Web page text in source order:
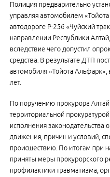
Полиция предварительно
управляя автомобилем
автодороге Р-256 «Чуйский
направлении Республики
вследствие чего допустил
средства. В результате ДТП
автомобиля «Тойота Альфарк»,
лет.
По поручению прокурора
территориальной
исполнения законодательства
движения, причин и условий,
происшествию. По итогам при
приняты меры прокурорского
профилактики травматизма,